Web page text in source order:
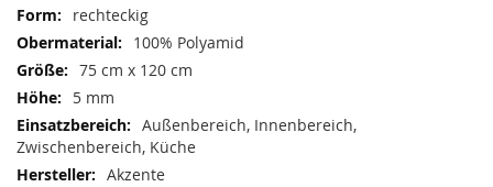
rechteckig
100% Polyamid
75 cm x 120 cm
5 mm
Außenbereich, Innenbereich,
Zwischenbereich, Küche
Akzente